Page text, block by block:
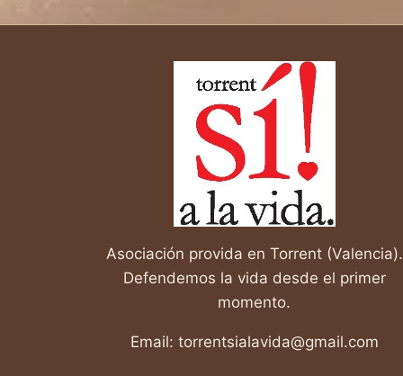
Asociación provida en Torrent (Valencia).
Defendemos la vida desde el primer
momento.
Email: torrentsialavida@gmail.com